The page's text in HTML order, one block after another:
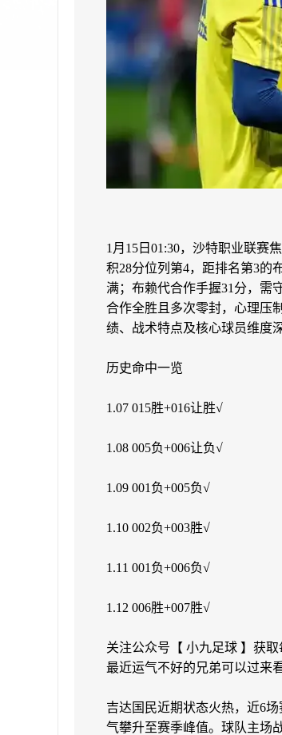
1月15日01:30，沙特职业联赛
积28分位列第4，距排名第3的
满；布赖代合作手握31分，需
合作全胜且多次零封，心理压
绩、战术特点及核心球员维度
历史命中一览
1.07 015胜+016让胜√
1.08 005负+006让负√
1.09 001负+005负√
1.10 002负+003胜√
1.11 001负+006负√
1.12 006胜+007胜√
关注公众号【 小九足球 】获
最近运气不好的兄弟可以过来看
吉达国民近期状态火热，近6
气攀升至赛季峰值。球队主场